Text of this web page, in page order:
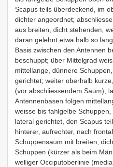
Scapus teils überdeckend, im
dichter angeordnet;
aus breiten, dicht stehenden,
daran gelehnt etwa halb so
Basis zwischen den Antennen
beschuppt; über Mittelgrad
mittellange, dünnere
gerichtet; weiter oberhalb
(vor abschliessendem Saum);
Antennenbasen folgen
weisse bis fahlgelbe
lateral gerichtet, den Scapus
hinterer, aufrechter, nach
Schuppensaum mit breiten,
Schuppen (kürzer als beim
welliger Occiputoberlinie